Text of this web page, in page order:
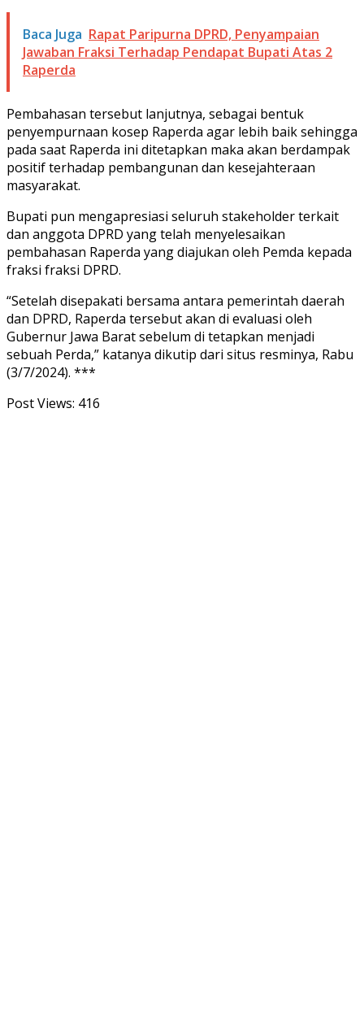
Baca Juga Rapat Paripurna DPRD, Penyampaian
Jawaban Fraksi Terhadap Pendapat Bupati Atas 2
Raperda
Pembahasan tersebut lanjutnya, sebagai bentuk
penyempurnaan kosep Raperda agar lebih baik sehingga
pada saat Raperda ini ditetapkan maka akan berdampak
positif terhadap pembangunan dan kesejahteraan
masyarakat.
Bupati pun mengapresiasi seluruh stakeholder terkait
dan anggota DPRD yang telah menyelesaikan
pembahasan Raperda yang diajukan oleh Pemda kepada
fraksi fraksi DPRD.
“Setelah disepakati bersama antara pemerintah daerah
dan DPRD, Raperda tersebut akan di evaluasi oleh
Gubernur Jawa Barat sebelum di tetapkan menjadi
sebuah Perda,” katanya dikutip dari situs resminya, Rabu
(3/7/2024). ***
Post Views: 416